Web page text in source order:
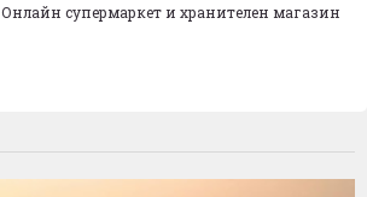
Онлайн супермаркет и хранителен магазин